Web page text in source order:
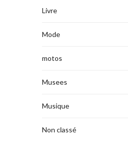
Livre
Mode
motos
Musees
Musique
Non classé